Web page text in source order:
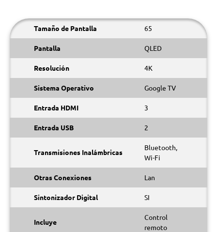
Tamaño de Pantalla 65
Pantalla QLED
Resolución 4K
Sistema Operativo Google TV
Entrada HDMI 3
Entrada USB 2
Transmisiones Inalámbricas
Bluetooth,
Wi-Fi
Otras Conexiones Lan
Sintonizador Digital SI
Incluye
Control
remoto